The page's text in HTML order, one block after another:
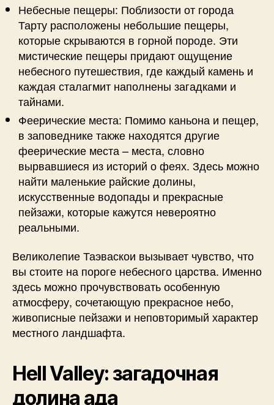
Небесные пещеры: Поблизости от города
Тарту расположены небольшие пещеры,
которые скрываются в горной породе. Эти
мистические пещеры придают ощущение
небесного путешествия, где каждый камень и
каждая сталагмит наполнены загадками и
тайнами.
Феерические места: Помимо каньона и пещер,
в заповеднике также находятся другие
феерические места – места, словно
вырвавшиеся из историй о феях. Здесь можно
найти маленькие райские долины,
искусственные водопады и прекрасные
пейзажи, которые кажутся невероятно
реальными.
Великолепие Таэваскои вызывает чувство, что
вы стоите на пороге небесного царства. Именно
здесь можно прочувствовать особенную
атмосферу, сочетающую прекрасное небо,
живописные пейзажи и неповторимый характер
местного ландшафта.
Hell Valley: загадочная
долина ада